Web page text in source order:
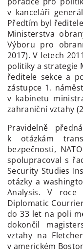
v kanceláři
Předtím byl
Ministerstva
Výboru pro
2017). V letech
politiky a strategie
ředitele sekce a
zástupce 1.
v kabinetu
zahraniční vztahy
Pravidelně
k otázkám
bezpečnosti,
spolupracoval s
Security Studies
otázky a
Analysis. V roce
Diplomatic
do 33 let na poli
dokončil
vztahy na
v americkém